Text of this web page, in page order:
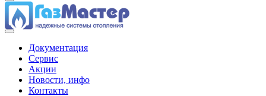
Документация
Сервис
Акции
Новости, инфо
Контакты